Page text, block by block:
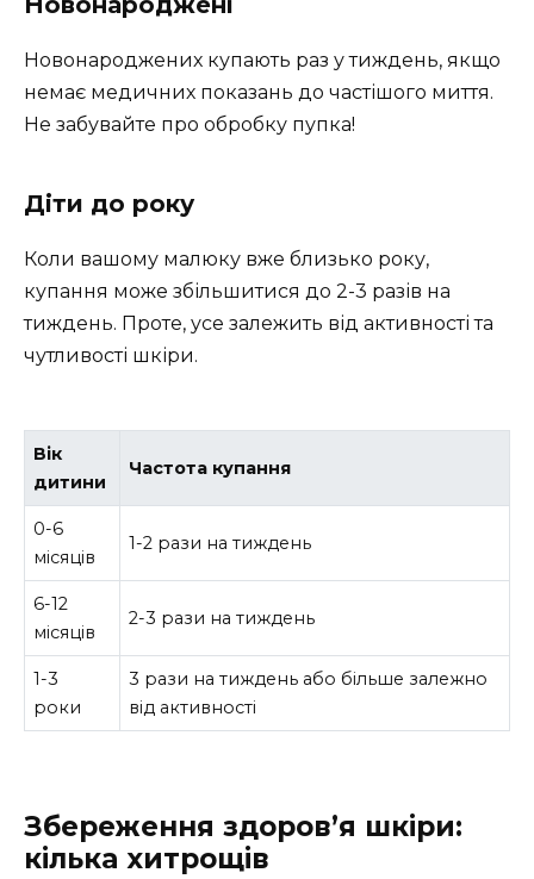
Новонароджених купають раз у тиждень, якщо
немає медичних показань до частішого миття.
Не забувайте про обробку пупка!
Діти до року
Коли вашому малюку вже близько року,
купання може збільшитися до 2-3 разів на
тиждень. Проте, усе залежить від активності та
чутливості шкіри.
Вік
дитини
Частота купання
0-6
місяців
1-2 рази на тиждень
6-12
місяців
2-3 рази на тиждень
1-3
роки
3 рази на тиждень або більше залежно
від активності
Збереження здоров’я шкіри:
кілька хитрощів